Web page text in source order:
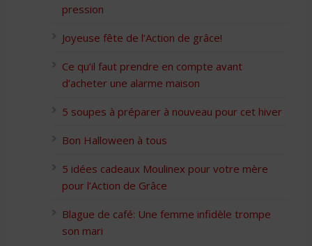
pression
Joyeuse fête de l’Action de grâce!
Ce qu’il faut prendre en compte avant
d’acheter une alarme maison
5 soupes à préparer à nouveau pour cet hiver
Bon Halloween à tous
5 idées cadeaux Moulinex pour votre mère
pour l’Action de Grâce
Blague de café: Une femme infidèle trompe
son mari